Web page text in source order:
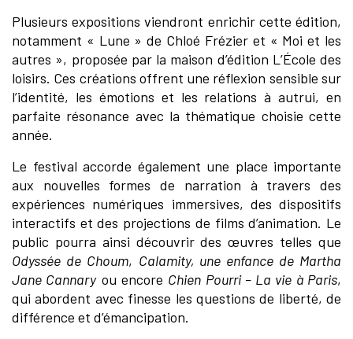
Plusieurs expositions viendront enrichir cette édition,
notamment « Lune » de Chloé Frézier et « Moi et les
autres », proposée par la maison d’édition L’École des
loisirs. Ces créations offrent une réflexion sensible sur
l’identité, les émotions et les relations à autrui, en
parfaite résonance avec la thématique choisie cette
année.
Le festival accorde également une place importante
aux nouvelles formes de narration à travers des
expériences numériques immersives, des dispositifs
interactifs et des projections de films d’animation. Le
public pourra ainsi découvrir des œuvres telles que
Odyssée de Choum, Calamity, une enfance de Martha
Jane Cannaryou encore Chien Pourri – La vie à Paris,
qui abordent avec finesse les questions de liberté, de
différence et d’émancipation.